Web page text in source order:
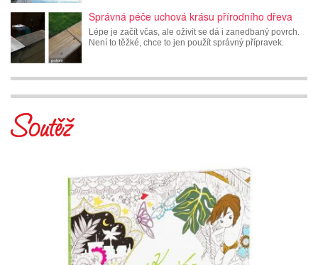
Správná péče uchová krásu přírodního dřeva
Lépe je začít včas, ale oživit se dá i zanedbaný povrch.
Není to těžké, chce to jen použít správný přípravek.